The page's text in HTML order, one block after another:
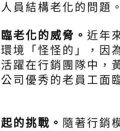
員結構老化的問題。
老化的威脅。 近年
境「怪怪的」，因
躍在行銷團隊中，
司優秀的老員工面
的挑戰。 隨著行銷